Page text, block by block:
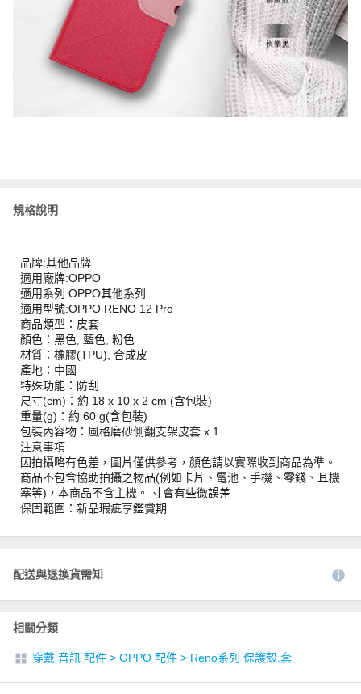
規格說明
品牌:其他品牌
適用廠牌:OPPO
適用系列:OPPO其他系列
適用型號:OPPO RENO 12 Pro
商品類型：皮套
顏色：黑色, 藍色, 粉色
材質：橡膠(TPU), 合成皮
產地：中國
特殊功能：防刮
尺寸(cm)：約 18 x 10 x 2 cm (含包裝)
重量(g)：約 60 g(含包裝)
包裝內容物：風格磨砂側翻支架皮套 x 1
注意事項
因拍攝略有色差，圖片僅供參考，顏色請以實際收到商品為準。
商品不包含協助拍攝之物品(例如卡片、電池、手機、零錢、耳機
塞等)，本商品不含主機。 寸會有些微誤差
保固範圍：新品瑕疵享鑑賞期
配送與退換貨需知
相關分類
穿戴 音訊 配件 > OPPO 配件 > Reno系列 保護殼.套